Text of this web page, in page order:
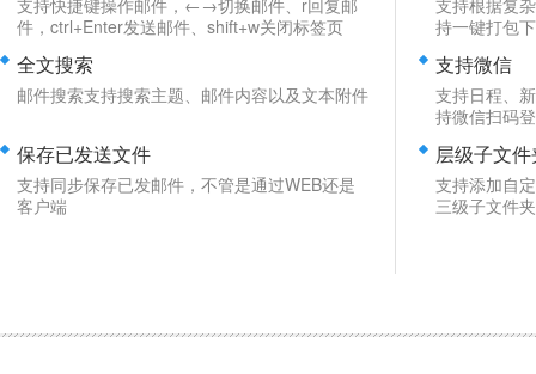
支持快捷键操作邮件，←→切换邮件、r回复邮
件，ctrl+Enter发送邮件、shift+w关闭标签页
全文搜索
邮件搜索支持搜索主题、邮件内容以及文本附件
保存已发送文件
支持同步保存已发邮件，不管是通过WEB还是
客户端
支持根据复
持一键打包
支持微信
支持日程、
持微信扫码
层级子文
支持添加自
三级子文件夹